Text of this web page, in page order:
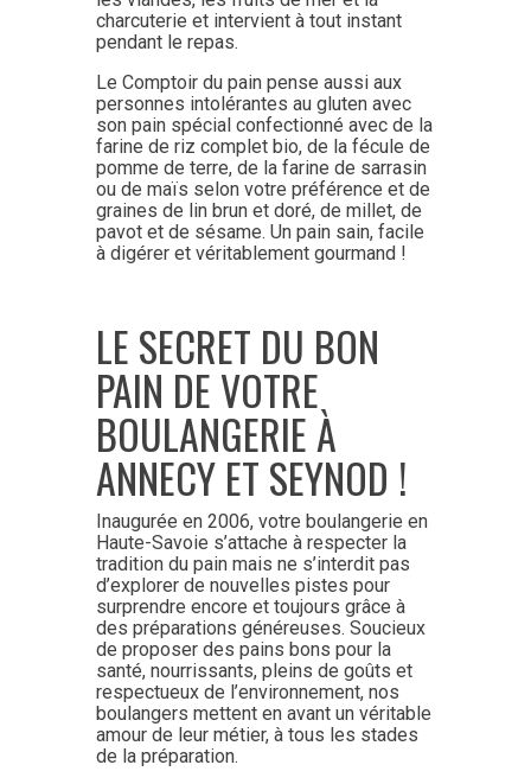
charcuterie et intervient à tout instant
pendant le repas.
Le Comptoir du pain pense aussi aux
personnes intolérantes au gluten avec
son pain spécial confectionné avec de la
farine de riz complet bio, de la fécule de
pomme de terre, de la farine de sarrasin
ou de maïs selon votre préférence et de
graines de lin brun et doré, de millet, de
pavot et de sésame. Un pain sain, facile
à digérer et véritablement gourmand !
LE SECRET DU BON
PAIN DE VOTRE
BOULANGERIE À
ANNECY ET SEYNOD !
Inaugurée en 2006, votre boulangerie en
Haute-Savoie s’attache à respecter la
tradition du pain mais ne s’interdit pas
d’explorer de nouvelles pistes pour
surprendre encore et toujours grâce à
des préparations généreuses. Soucieux
de proposer des pains bons pour la
santé, nourrissants, pleins de goûts et
respectueux de l’environnement, nos
boulangers mettent en avant un véritable
amour de leur métier, à tous les stades
de la préparation.